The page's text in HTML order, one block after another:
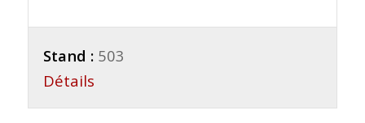
Stand : 503
Détails